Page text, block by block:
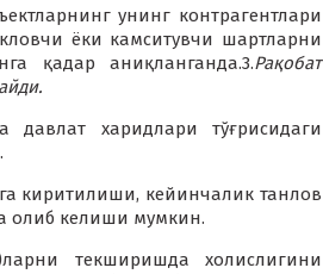
унинг контрагентлари
ёки камситувчи шартларни
қадар аниқланганда.3.Рақобат
харидлари тўғрисидаги
киритилиши, кейинчалик танлов
олиб келиши мумкин.
текширишда холислигини